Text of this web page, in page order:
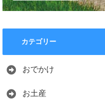
カテゴリー
おでかけ
お土産